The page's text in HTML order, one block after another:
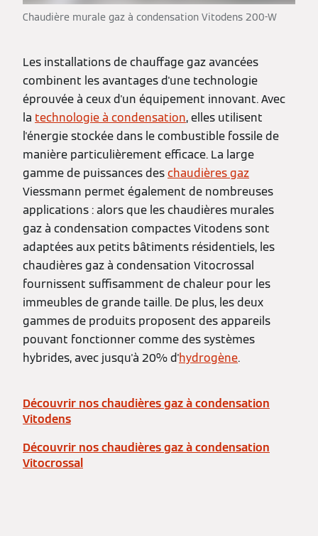
Chaudière murale gaz à condensation Vitodens 200-W
Les installations de chauffage gaz avancées
combinent les avantages d'une technologie
éprouvée à ceux d'un équipement innovant. Avec
la technologie à condensation, elles utilisent
l'énergie stockée dans le combustible fossile de
manière particulièrement efficace. La large
gamme de puissances deschaudières gaz
Viessmann permet également de nombreuses
applications : alors que les chaudières murales
gaz à condensation compactes Vitodens sont
adaptées aux petits bâtiments résidentiels, les
chaudières gaz à condensation Vitocrossal
fournissent suffisamment de chaleur pour les
immeubles de grande taille. De plus, les deux
gammes de produits proposent des appareils
pouvant fonctionner comme des systèmes
hybrides, avec jusqu'à 20% d'hydrogène.
Découvrir nos chaudières gaz à condensation
Vitodens
Découvrir nos chaudières gaz à condensation
Vitocrossal